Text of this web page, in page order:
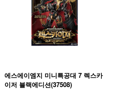
에스에이엠지 미니특공대 7 렉스카
이저 블랙에디션(37508)